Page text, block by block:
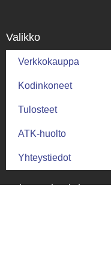
Valikko
Verkkokauppa
Kodinkoneet
Tulosteet
ATK-huolto
Yhteystiedot
Palautus ja ehdot